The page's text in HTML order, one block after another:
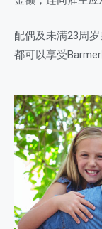
配偶及未满23周
都可以享受